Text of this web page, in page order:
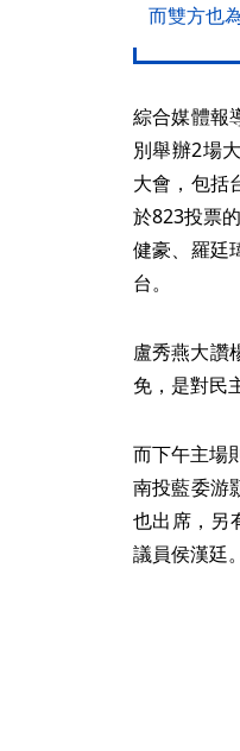
而雙方也
綜合媒體報
別舉辦2場
大會，包括
於823投票
健豪、羅廷
台。
盧秀燕大讚
免，是對民
而下午主場
南投藍委游
也出席，另
議員侯漢廷。